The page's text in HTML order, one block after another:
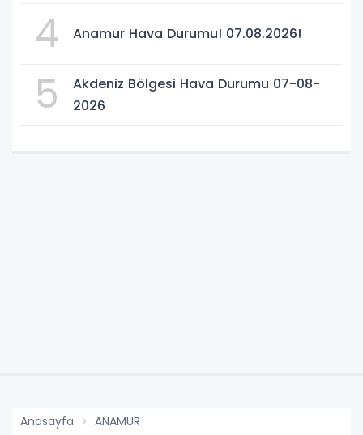
4 Anamur Hava Durumu! 07.08.2026!
5
Akdeniz Bölgesi Hava Durumu 07-08-
2026
Anasayfa ANAMUR